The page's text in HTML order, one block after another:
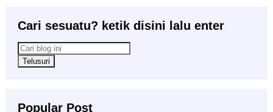
Cari sesuatu? ketik disini lalu enter
Popular Post